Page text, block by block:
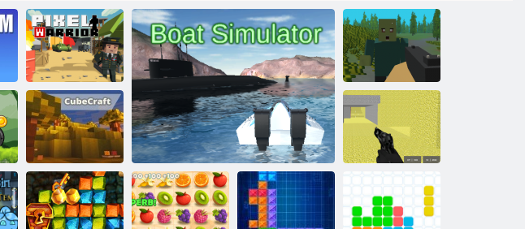
Pikseļu karavīrs
Pikseļu
izdzīvošana
Kogama:
Cubecraft
Pikseļu kaujas
multiplayer